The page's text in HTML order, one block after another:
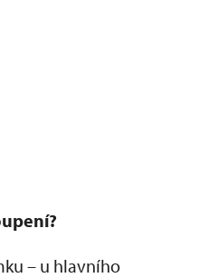
– u hlavního